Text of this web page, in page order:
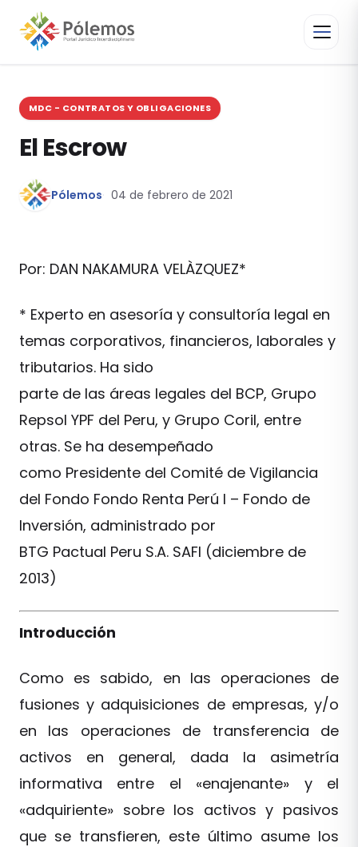
MDC - CONTRATOS Y OBLIGACIONES
El Escrow
Pólemos 04 de febrero de 2021
Por: DAN NAKAMURA VELÀZQUEZ*
* Experto en asesoría y consultoría legal en
temas corporativos, financieros, laborales y
tributarios. Ha sido
parte de las áreas legales del BCP, Grupo
Repsol YPF del Peru, y Grupo Coril, entre
otras. Se ha desempeñado
como Presidente del Comité de Vigilancia
del Fondo Fondo Renta Perú I – Fondo de
Inversión, administrado por
BTG Pactual Peru S.A. SAFI (diciembre de
2013)
Introducción
Como es sabido, en las operaciones de
fusiones y adquisiciones de empresas, y/o
en las operaciones de transferencia de
activos en general, dada la asimetría
informativa entre el «enajenante» y el
«adquiriente» sobre los activos y pasivos
que se transfieren, este último asume los